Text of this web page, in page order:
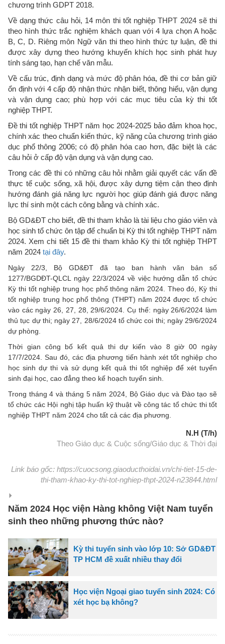
chương trình GDPT 2018.
Về dạng thức câu hỏi, 14 môn thi tốt nghiệp THPT 2024 sẽ thi
theo hình thức trắc nghiệm khách quan với 4 lựa chọn A hoặc
B, C, D. Riêng môn Ngữ văn thi theo hình thức tự luận, đề thi
được xây dựng theo hướng khuyến khích học sinh phát huy
tính sáng tạo, hạn chế văn mẫu.
Về cấu trúc, định dạng và mức độ phân hóa, đề thi cơ bản giữ
ổn định với 4 cấp độ nhận thức nhận biết, thông hiểu, vận dụng
và vận dụng cao; phù hợp với các mục tiêu của kỳ thi tốt
nghiệp THPT.
Đề thi tốt nghiệp THPT năm học 2024-2025 bảo đảm khoa học,
chính xác theo chuẩn kiến thức, kỹ năng của chương trình giáo
dục phổ thông 2006; có độ phân hóa cao hơn, đặc biệt là các
câu hỏi ở cấp độ vận dụng và vận dụng cao.
Trong các đề thi có những câu hỏi nhằm giải quyết các vấn đề
thực tế cuộc sống, xã hội, được xây dựng tiệm cận theo định
hướng đánh giá năng lực người học giúp đánh giá được năng
lực thí sinh một cách công bằng và chính xác.
Bộ GD&ĐT cho biết, đề thi tham khảo là tài liệu cho giáo viên và
học sinh tổ chức ôn tập để chuẩn bị Kỳ thi tốt nghiệp THPT năm
2024. Xem chi tiết 15 đề thi tham khảo Kỳ thi tốt nghiệp THPT
năm 2024 tại đây.
Ngày 22/3, Bộ GD&ĐT đã tạo ban hành văn bản số
1277/BGDĐT-QLCL ngày 22/3/2024 về việc hướng dẫn tổ chức
Kỳ thi tốt nghiệp trung học phổ thông năm 2024. Theo đó, Kỳ thi
tốt nghiệp trung học phổ thông (THPT) năm 2024 được tổ chức
vào các ngày 26, 27, 28, 29/6/2024. Cụ thể: ngày 26/6/2024 làm
thủ tục dự thi; ngày 27, 28/6/2024 tổ chức coi thi; ngày 29/6/2024
dự phòng.
Thời gian công bố kết quả thi dự kiến vào 8 giờ 00 ngày
17/7/2024. Sau đó, các địa phương tiến hành xét tốt nghiệp cho
học sinh dự thi và sử dụng kết quả thi tốt nghiệp để xét tuyển
sinh đại học, cao đẳng theo kế hoạch tuyển sinh.
Trong tháng 4 và tháng 5 năm 2024, Bộ Giáo dục và Đào tạo sẽ
tổ chức các Hội nghị tập huấn kỹ thuật về công tác tổ chức thi tốt
nghiệp THPT năm 2024 cho tất cả các địa phương.
N.H (T/h)
Theo Giáo dục & Cuộc sống/Giáo dục & Thời đại
Link báo gốc: https://cuocsong.giaoducthoidai.vn/chi-tiet-15-de-
thi-tham-khao-ky-thi-tot-nghiep-thpt-2024-n23844.html
Năm 2024 Học viện Hàng không Việt Nam tuyển
sinh theo những phương thức nào?
Kỳ thi tuyển sinh vào lớp 10: Sở GD&ĐT
TP HCM đề xuất nhiều thay đổi
Học viện Ngoại giao tuyển sinh 2024: Có
xét học bạ không?